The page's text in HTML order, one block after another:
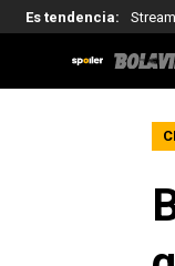
Es tendencia: